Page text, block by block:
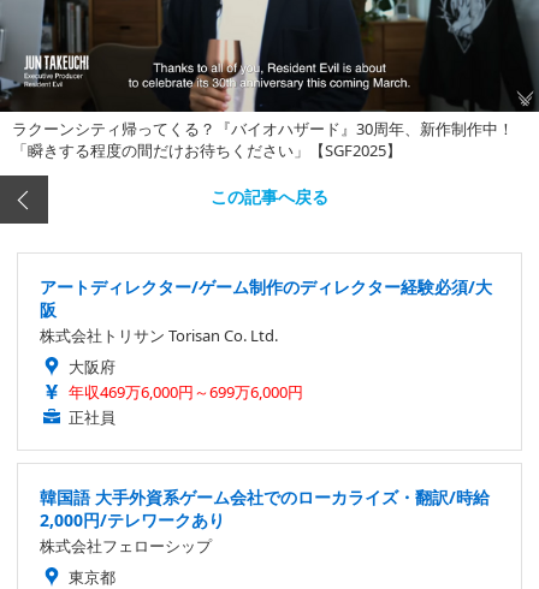
ラクーンシティ帰ってくる？『バイオハザード』30周年、新作制作中！
「瞬きする程度の間だけお待ちください」【SGF2025】
この記事へ戻る
アートディレクター/ゲーム制作のディレクター経験必須/大
阪
株式会社トリサン Torisan Co. Ltd.
大阪府
年収469万6,000円～699万6,000円
正社員
韓国語 大手外資系ゲーム会社でのローカライズ・翻訳/時給
2,000円/テレワークあり
株式会社フェローシップ
東京都